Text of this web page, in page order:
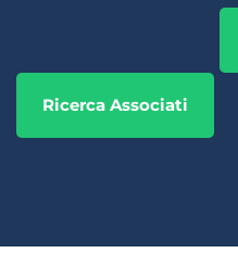
Ricerca Associati